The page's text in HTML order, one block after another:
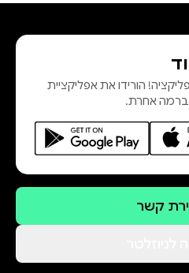
הורידו את אפליקציית
ברמה אחרת.
קשר